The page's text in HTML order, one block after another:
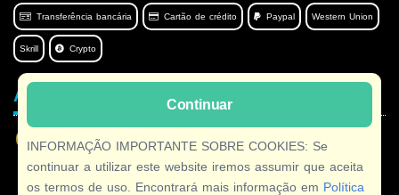
Continuar
INFORMAÇÃO IMPORTANTE SOBRE COOKIES: Se
continuar a utilizar este website iremos assumir que aceita
os termos de uso. Encontrará mais informação em Política
Transferência bancária Cartão de crédito Paypal Western Union
Skrill Crypto
Afilnet no seu idioma
Copyright © 2026 Afilnet· Todos os direitos reservados